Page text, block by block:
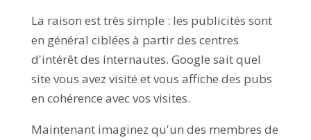
La raison est très simple : les publicités sont
en général ciblées à partir des centres
d'intérêt des internautes. Google sait quel
site vous avez visité et vous affiche des pubs
en cohérence avec vos visites.
Maintenant imaginez qu'un des membres de